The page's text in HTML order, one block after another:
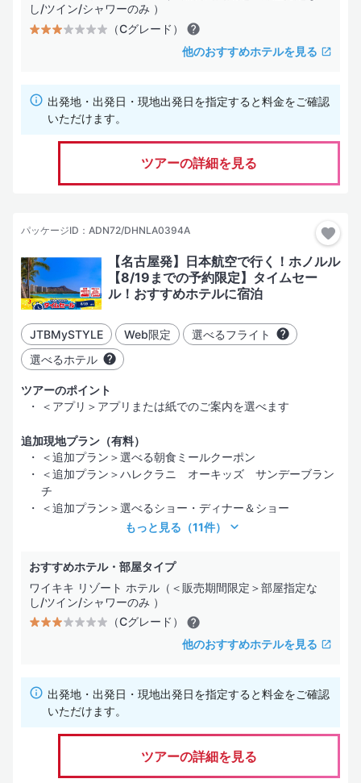
し/ツイン/シャワーのみ ）
（Cグレード）
他のおすすめホテルを見る
出発地・出発日・現地出発日を指定すると料金をご確認
いただけます。
ツアーの詳細を見る
パッケージID：ADN72/DHNLA0394A
【名古屋発】日本航空で行く！ホノルル
【8/19までの予約限定】タイムセー
ル！おすすめホテルに宿泊
JTBMySTYLE Web限定
選べるフライト
選べるホテル
ツアーのポイント
＜アプリ＞アプリまたは紙でのご案内を選べます
追加現地プラン（有料）
＜追加プラン＞選べる朝食ミールクーポン
＜追加プラン＞ハレクラニ オーキッズ サンデーブラン
チ
＜追加プラン＞選べるショー・ディナー＆ショー
もっと見る （11件）
おすすめホテル・部屋タイプ
ワイキキ リゾート ホテル（＜販売期間限定＞部屋指定な
し/ツイン/シャワーのみ ）
（Cグレード）
他のおすすめホテルを見る
出発地・出発日・現地出発日を指定すると料金をご確認
いただけます。
ツアーの詳細を見る